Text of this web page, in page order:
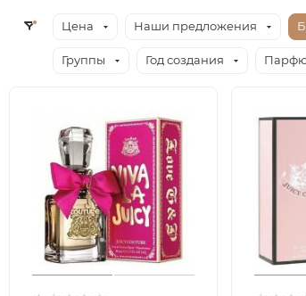
Цена Наши предложения
Группы Год создания